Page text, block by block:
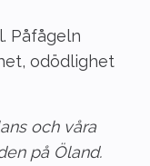
Påfågeln
odödlighet
och våra
på Öland.